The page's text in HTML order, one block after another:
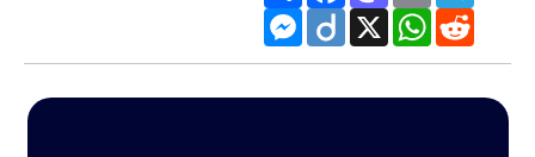
Messenger
Diigo X WhatsApp